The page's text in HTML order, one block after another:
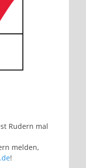
Rudern mal
melden,
!